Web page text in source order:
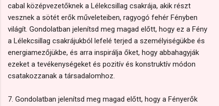
cabal középvezetőknek a Lélekcsillag csakrája, akik részt
vesznek a sötét erők műveleteiben, ragyogó fehér Fényben
világít. Gondolatban jelenítsd meg magad előtt, hogy ez a Fény
a Lélekcsillag csakrájukból lefelé terjed a személyiségükbe és
energiamezőjükbe, és arra inspirálja őket, hogy abbahagyják
ezeket a tevékenységeket és pozitív és konstruktív módon
csatakozzanak a társadalomhoz.
7. Gondolatban jelenítsd meg magad előtt, hogy a Fényerők